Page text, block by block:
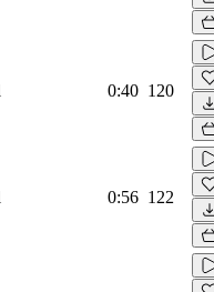
0:40 120
0:56 122